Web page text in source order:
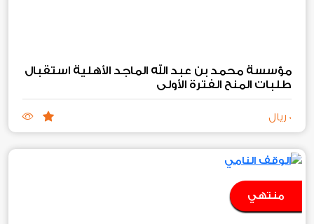
مؤسسة محمد بن عبد الله الماجد الأهلية استقبال
طلبات المنح الفترة الأولى
0 ريال
منتهي